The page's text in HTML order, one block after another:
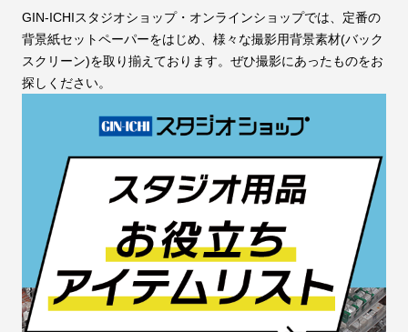
GIN-ICHIスタジオショップ・オンラインショップでは、定番の
背景紙セットペーパーをはじめ、様々な撮影用背景素材(バック
スクリーン)を取り揃えております。ぜひ撮影にあったものをお
探しください。